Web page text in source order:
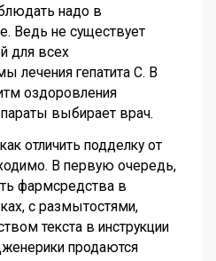
надо в
Ведь не существует
для всех
лечения гепатита С. В
оздоровления
выбирает врач.
отличить подделку от
В первую очередь,
фармсредства в
с размытостями,
текста в инструкции
продаются